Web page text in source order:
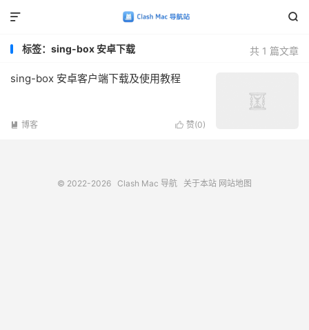


共 1 篇文章
标签：sing-box 安卓下载
sing-box 安卓客户端下载及使用教程
 赞(0)
 博客
© 2022-2026 Clash Mac 导航 关于本站 网站地图